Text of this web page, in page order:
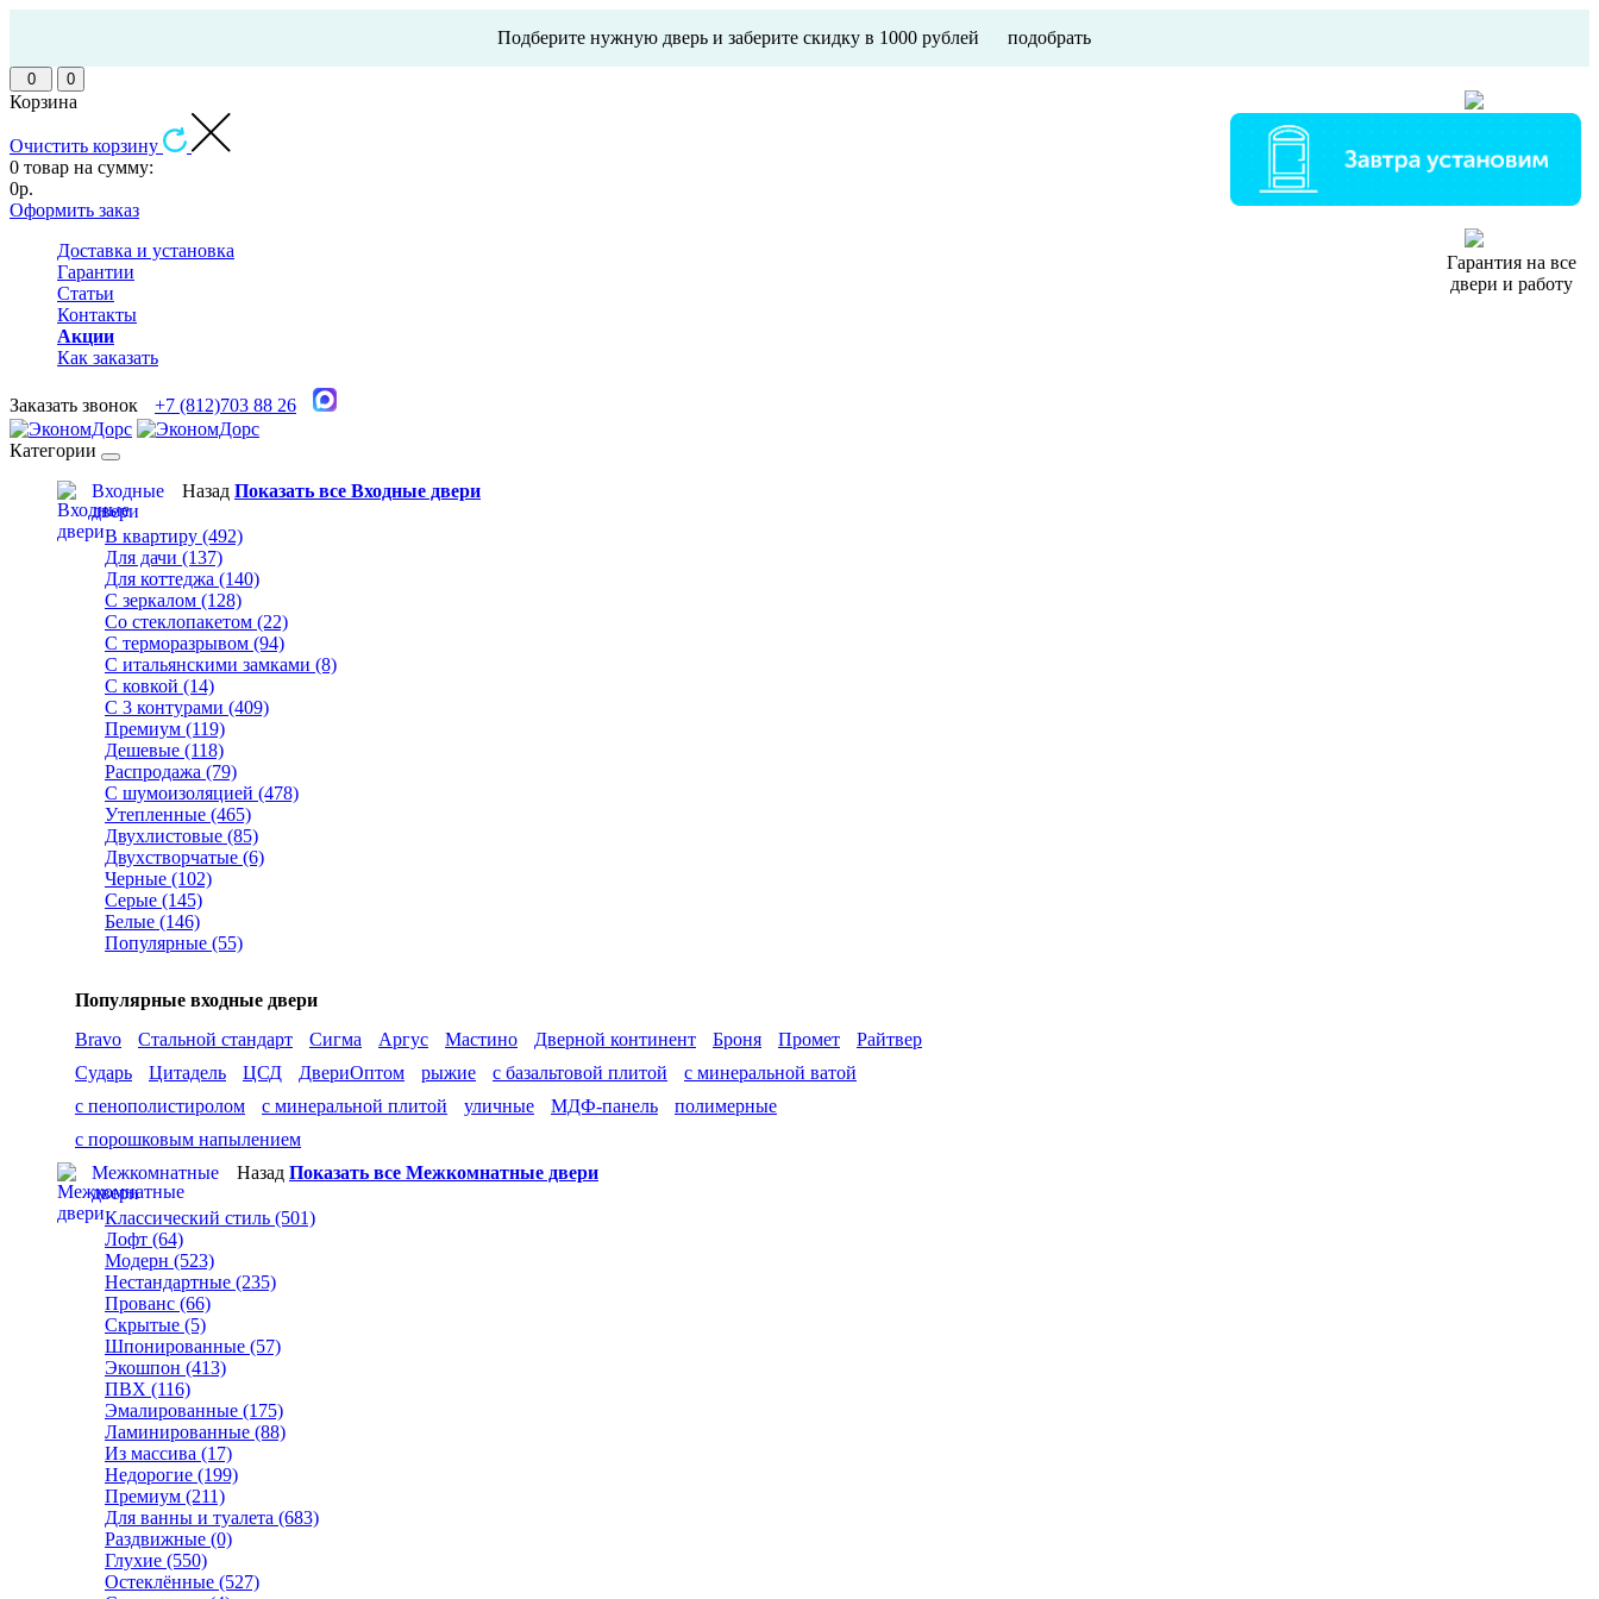
Подберите нужную дверь и заберите скидку в 1000 рублей подобрать
0 0
Корзина
Очистить корзину
0 товар на сумму:
0р.
Оформить заказ
Доставка и установка
Гарантии
Статьи
Контакты
Акции
Как заказать
Заказать звонок +7 (812)703 88 26
Категории
Входные
двери
Назад Показать все Входные двери
В квартиру (492)
Для дачи (137)
Для коттеджа (140)
С зеркалом (128)
Со стеклопакетом (22)
С терморазрывом (94)
С итальянскими замками (8)
С ковкой (14)
С 3 контурами (409)
Премиум (119)
Дешевые (118)
Распродажа (79)
С шумоизоляцией (478)
Утепленные (465)
Двухлистовые (85)
Двухстворчатые (6)
Черные (102)
Серые (145)
Белые (146)
Популярные (55)
Популярные входные двери
Bravo
Стальной стандарт Сигма Аргус Мастино Дверной континент Броня Промет
Райтвер
Сударь
Цитадель ЦСД ДвериОптом рыжие с базальтовой плитой
с минеральной ватой
с пенополистиролом
с минеральной плитой уличные МДФ-панель
полимерные
с порошковым напылением
Межкомнатные
двери
Назад Показать все Межкомнатные двери
Классический стиль (501)
Лофт (64)
Модерн (523)
Нестандартные (235)
Прованс (66)
Скрытые (5)
Шпонированные (57)
Экошпон (413)
ПВХ (116)
Эмалированные (175)
Ламинированные (88)
Из массива (17)
Недорогие (199)
Премиум (211)
Для ванны и туалета (683)
Раздвижные (0)
Глухие (550)
Остеклённые (527)
Двери в наличии
Гарантия на все
двери и работу